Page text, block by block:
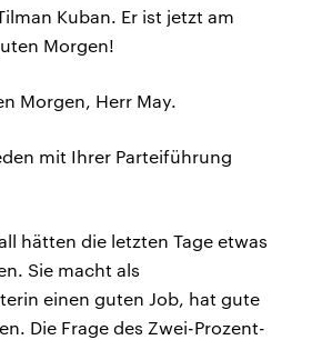
Kuban. Er ist jetzt am
Morgen!
Morgen, Herr May.
mit Ihrer Parteiführung
hätten die letzten Tage etwas
Sie macht als
einen guten Job, hat gute
Die Frage des Zwei-Prozent-